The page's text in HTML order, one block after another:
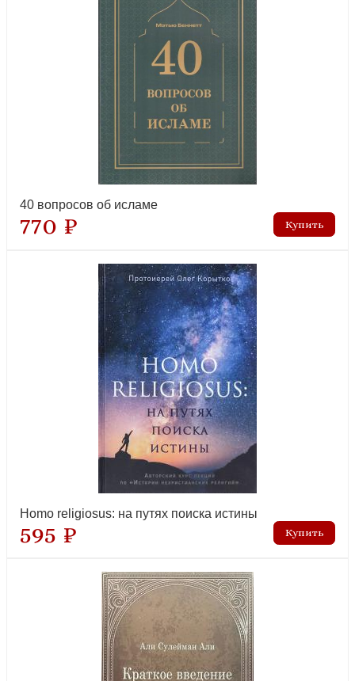
Исповедь. Блаженный Августин (2026, черная обложка)
Новое вино и старые мехи: вера вчера и сегодня
40 вопросов об исламе
770 ₽
Homo religiosus: на путях поиска истины
595 ₽